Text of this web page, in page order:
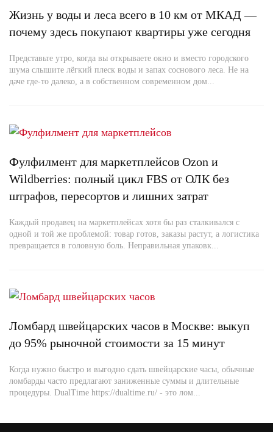
Жизнь у воды и леса всего в 10 км от МКАД —
почему здесь покупают квартиры уже сегодня
Представьте утро, когда вы открываете окно и вместо городского
шума слышите лёгкий плеск воды и запах соснового леса. Не на
даче где-то далеко, а в собственном современном дом...
Фулфилмент для маркетплейсов Ozon и
Wildberries: полный цикл FBS от ОЛК без
штрафов, пересортов и лишних затрат
Каждый продавец на маркетплейсах хотя бы раз сталкивался с
одной и той же проблемой: товар готов, заказы растут, а логистика
превращается в головную боль. Неправильная упаковк...
Ломбард швейцарских часов в Москве: выкуп
до 95% рыночной стоимости за 15 минут
Когда нужно быстро и выгодно сдать швейцарские часы, обычные
ломбарды часто предлагают заниженные суммы и длительные
процедуры. DualTime https://dualtime.ru/ - это лом...